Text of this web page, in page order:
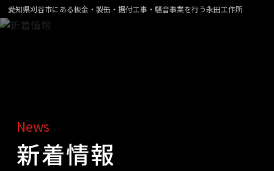
愛知県刈谷市にある板金・製缶・据付工事・騒音事業を行う永田工作所
News
新着情報